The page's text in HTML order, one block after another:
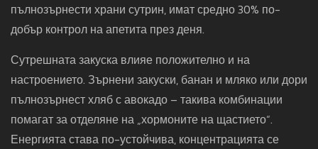
пълнозърнести храни сутрин, имат средно 30% по-
добър контрол на апетита през деня.
Сутрешната закуска влияе положително и на
настроението. Зърнени закуски, банан и мляко или дори
пълнозърнест хляб с авокадо – такива комбинации
помагат за отделяне на „хормоните на щастието“.
Енергията става по-устойчива, концентрацията се